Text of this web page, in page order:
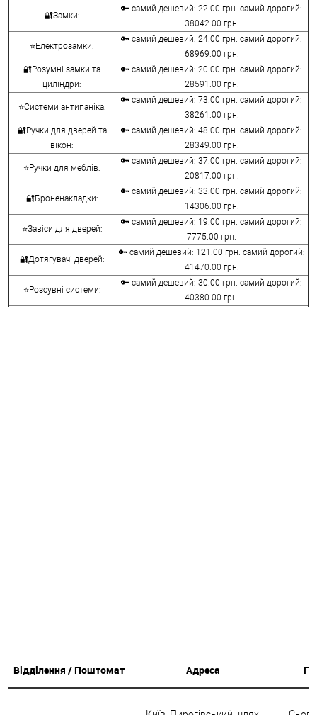
🔐Замки:
🔑 самий дешевий: 22.00 грн. самий дорогий:
38042.00 грн.
⭐Електрозамки:
🔑 самий дешевий: 24.00 грн. самий дорогий:
68969.00 грн.
🔐Розумні замки та
циліндри:
🔑 самий дешевий: 20.00 грн. самий дорогий:
28591.00 грн.
⭐Системи антипаніка:
🔑 самий дешевий: 73.00 грн. самий дорогий:
38261.00 грн.
🔐Ручки для дверей та
вікон:
🔑 самий дешевий: 48.00 грн. самий дорогий:
28349.00 грн.
⭐Ручки для меблів:
🔑 самий дешевий: 37.00 грн. самий дорогий:
20817.00 грн.
🔐Броненакладки:
🔑 самий дешевий: 33.00 грн. самий дорогий:
14306.00 грн.
⭐Завіси для дверей:
🔑 самий дешевий: 19.00 грн. самий дорогий:
7775.00 грн.
🔐Дотягувачі дверей:
🔑 самий дешевий: 121.00 грн. самий дорогий:
41470.00 грн.
⭐Розсувні системи:
🔑 самий дешевий: 30.00 грн. самий дорогий:
40380.00 грн.
Відділення / Поштомат Адреса